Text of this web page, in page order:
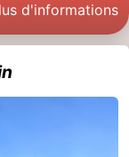
d'informations